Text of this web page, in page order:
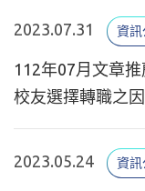
2023.07.31 資訊
112年07月文章
校友選擇轉職之因
2023.05.24 資訊